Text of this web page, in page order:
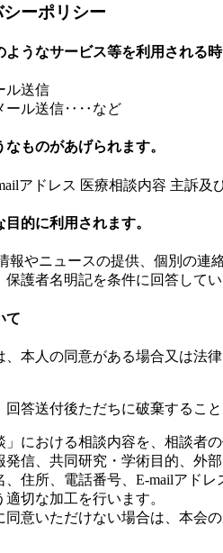
ーポリシー
うなサービス等を利用される
ル送信
ール送信‥‥など
ものがあげられます。
アドレス 医療相談内容 主訴及
的に利用されます。
報やニュースの提供、個別の連
護者名明記を条件に回答してい
て
本人の同意がある場合又は法
答送付後ただちに破棄すること
における相談内容を、相談者
信、共同研究・学術目的、外
住所、電話番号、E-mailアド
切な加工を行います。
意いただけない場合は、本会